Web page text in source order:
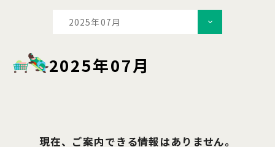
2025年07月
2025年07月
現在、ご案内できる情報はありません。